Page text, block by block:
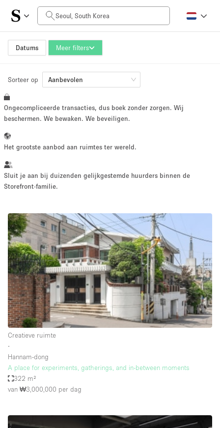
Datums Meer filters
Prijs per dag
₩0
Grootte ruimte
10 m² 500+ m²
~ 13 mensen
Een
fotoshoot
maken
Conferentie Vergadering Kantoor
Winkel
delen
Type ruimte
Advertentieruimte
Atelier / Werkplaats
Boetiek / Winkel
Sorteer op Aanbevolen
Ongecompliceerde transacties, dus boek zonder zorgen. Wij
beschermen. We bewaken. We beveiligen.
Het grootste aanbod aan ruimtes ter wereld.
Sluit je aan bij duizenden gelijkgestemde huurders binnen de
Storefront-familie.
Creatieve ruimte
∙
Hannam-dong
A place for experiments, gatherings, and in-between moments
322 m²
van ₩3,000,000 per dag